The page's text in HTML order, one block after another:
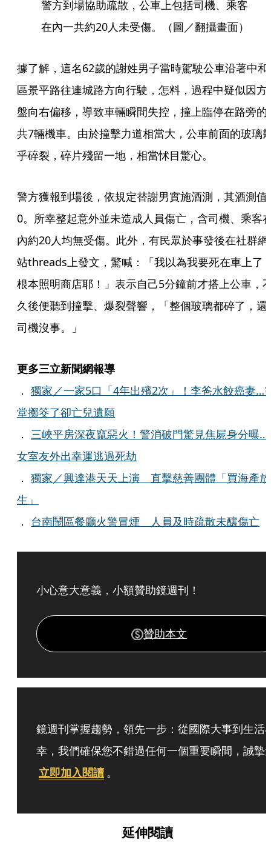
警方到場協助疏散，公車上包括司機、乘客
在內一共約20人未受傷。（圖／翻攝畫面）
據了解，這名62歲的謝姓男子當時駕駛公車沿著中和
區景平路往連城路方向行駛，怎料，過程中疑似因方
盤向右偏移，導致車輛瞬間失控，撞上臨停在路旁的
共7輛機車。由於撞擊力道相當大，公車前面的玻璃
乎碎裂，碎片殘留一地，相當怵目驚心。
警方獲報到場後，依規定替謝男實施酒測，其酒測值
0。所幸整起意外並未造成人員傷亡，含司機、乘客
內約20人均無受傷。此外，有民眾於事發後在社群網
站threads上發文，驚喊：「我以為我要死在車上了
根本照明商店耶！」表示自己5分鐘前才搭上公車，
久後便聽到撞擊、爆裂聲響，「整個玻璃都碎了，還
司機沒事。」
更多三立新聞網報導
． 獨家／一家5口「4年出殯2次」！李爸水餃癌妻…
堂擲筊了卻亡兒遺願
． 三峽平房深夜竄惡火！警消破門驚見焦屍身分曝…
女室友外出幸運逃過死劫
． 獨家／興達港天天上演 直擊慈善團體「買海產放
生」
． 台南鬧區餐廳火警冒煙 人員及時疏散未釀傷亡
小心意大意義，小額贊助鏡週刊！
贊助本文
鏡週刊掌握趨勢，領先一步：從國際大事到生活
幸，我們確保您不錯過任何一個重要瞬間，誠摯
立即加入閱讀 。
延伸閱讀